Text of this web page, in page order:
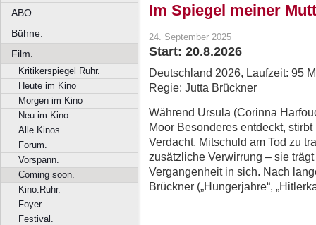
ABO.
Bühne.
Film.
Kritikerspiegel Ruhr.
Heute im Kino
Morgen im Kino
Neu im Kino
Alle Kinos.
Forum.
Vorspann.
Coming soon.
Kino.Ruhr.
Foyer.
Festival.
Im Spiegel meiner
24. September 2025
Start: 20.8.2026
Deutschland 2026, Laufzeit: 95
Regie: Jutta Brückner
Während Ursula (Corinna
Moor Besonderes entdeckt,
Verdacht, Mitschuld am Tod zu
zusätzliche Verwirrung – sie
Vergangenheit in sich. Nach
Brückner („Hungerjahre“,